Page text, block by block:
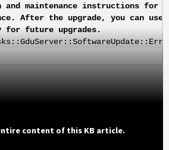
maintenance instructions for
After the upgrade, you can use
future upgrades.
content of this KB article.